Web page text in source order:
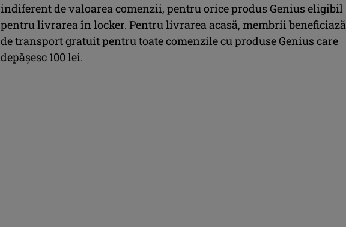
indiferent de valoarea comenzii, pentru orice produs Genius eligibil
pentru livrarea în locker. Pentru livrarea acasă, membrii beneficiază
de transport gratuit pentru toate comenzile cu produse Genius care
depășesc 100 lei.